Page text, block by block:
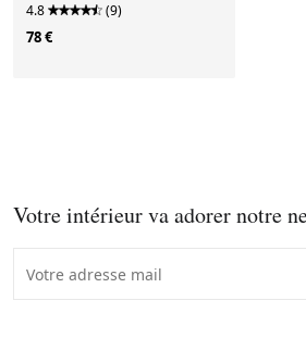
4.8 (9)
78 €
Votre intérieur va adorer notre